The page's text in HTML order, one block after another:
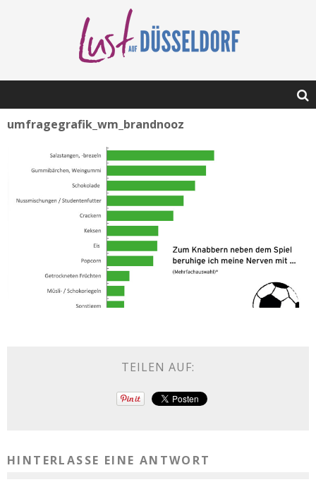
umfragegrafik_wm_brandnooz
TEILEN AUF:
HINTERLASSE EINE ANTWORT